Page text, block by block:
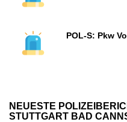
POL-S: Pkw
NEUESTE
STUTTGART BAD